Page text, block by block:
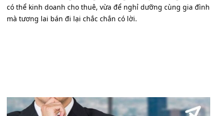
có thể kinh doanh cho thuê, vừa để nghỉ dưỡng cùng gia đình
mà tương lai bán đi lại chắc chắn có lời.